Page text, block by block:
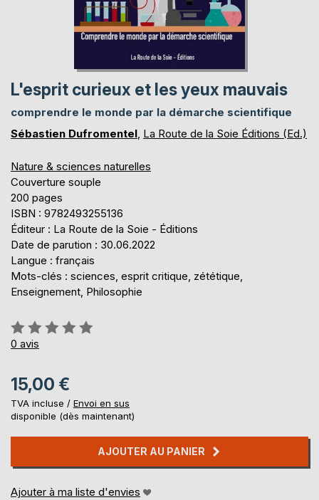
L'esprit curieux et les yeux mauvais
comprendre le monde par la démarche scientifique
Sébastien Dufromentel, La Route de la Soie Éditions (Ed.)
Nature & sciences naturelles
Couverture souple
200 pages
ISBN : 9782493255136
Éditeur : La Route de la Soie - Éditions
Date de parution : 30.06.2022
Langue : français
Mots-clés : sciences, esprit critique, zététique,
Enseignement, Philosophie
Évaluation:
0%
0 avis
15,00 €
TVA incluse / Envoi en sus
disponible (dès maintenant)
AJOUTER AU PANIER
Ajouter à ma liste d'envies